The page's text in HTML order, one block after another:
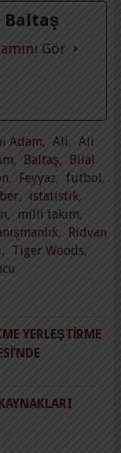
Baltaş
Gör
Adam, Ali, Ali
, Baltaş,
Bilal
, Feyyaz, futbol,
, istatistik,
, milli takım,
,
Rıdvan
, Tiger Woods,
YERLEŞTIRME